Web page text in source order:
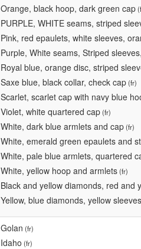
Orange, black hoop, dark green cap
PURPLE, WHITE seams, striped
Pink, red epaulets, white sleeves,
Purple, White seams, Striped
Royal blue, orange disc, striped
Saxe blue, black collar, check cap(fr)
Scarlet, scarlet cap with navy blue
Violet, white quartered cap(fr)
White, dark blue armlets and cap(fr)
White, emerald green epaulets and
White, pale blue armlets, quartered
White, yellow hoop and armlets(fr)
Black and yellow diamonds, red and
Yellow, blue diamonds, yellow
Golan (fr)
Idaho (fr)